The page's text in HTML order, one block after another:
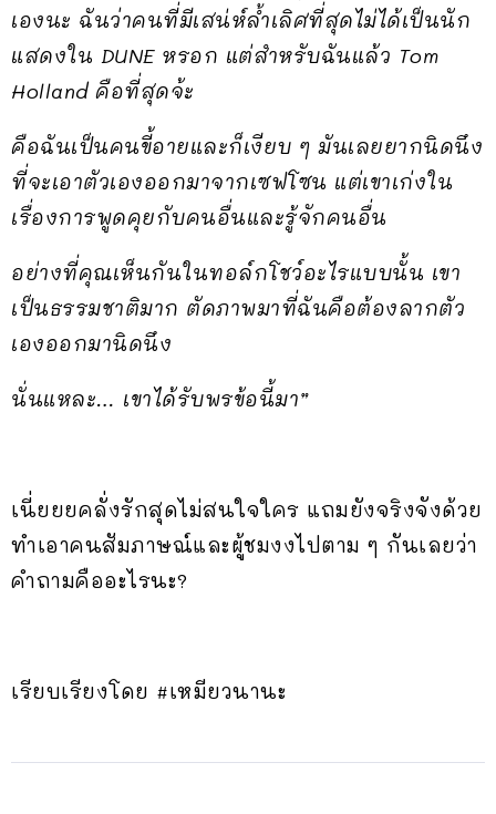
เองนะ ฉันว่าคนที่มีเสน่ห์ล้ำเลิศที่สุดไม่ได้เป็นนัก
แสดงใน DUNE หรอก แต่สำหรับฉันแล้ว Tom
Holland คือที่สุดจ้ะ
คือฉันเป็นคนขี้อายและก็เงียบ ๆ มันเลยยากนิดนึง
ที่จะเอาตัวเองออกมาจากเซฟโซน แต่เขาเก่งใน
เรื่องการพูดคุยกับคนอื่นและรู้จักคนอื่น
อย่างที่คุณเห็นกันในทอล์กโชว์อะไรแบบนั้น เขา
เป็นธรรมชาติมาก ตัดภาพมาที่ฉันคือต้องลากตัว
เองออกมานิดนึง
นั่นแหละ… เขาได้รับพรข้อนี้มา”
เนี่ยยยคลั่งรักสุดไม่สนใจใคร แถมยังจริงจังด้วย
ทำเอาคนสัมภาษณ์และผู้ชมงงไปตาม ๆ กันเลยว่า
คำถามคืออะไรนะ?
เรียบเรียงโดย #เหมียวนานะ